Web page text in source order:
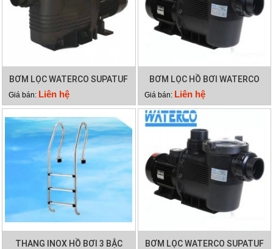
BƠM LỌC WATERCO SUPATUF
150
Giá bán: Liên hệ
BƠM LỌC HỒ BƠI WATERCO
SUPATUF
Giá bán: Liên hệ
THANG INOX HỒ BƠI 3 BẬC
BƠM LỌC WATERCO SUPATUF